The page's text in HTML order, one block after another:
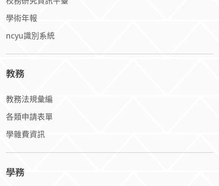
學術年報
ncyu識別系統
教務
教務法規彙編
各類申請表單
學雜費資訊
學務